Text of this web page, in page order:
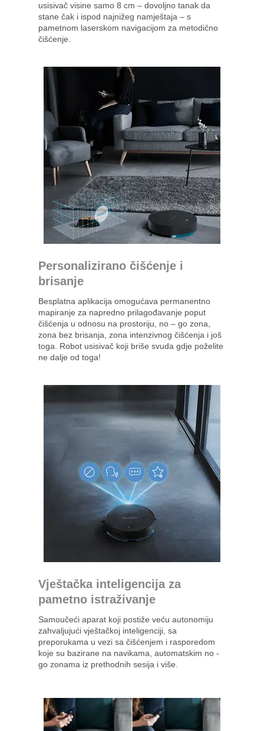
usisivač visine samo 8 cm – dovoljno tanak da
stane čak i ispod najnižeg namještaja – s
pametnom laserskom navigacijom za metodično
čišćenje.
Personalizirano čišćenje i
brisanje
Besplatna aplikacija omogućava permanentno
mapiranje za napredno prilagođavanje poput
čišćenja u odnosu na prostoriju, no – go zona,
zona bez brisanja, zona intenzivnog čišćenja i još
toga. Robot usisivač koji briše svuda gdje poželite
ne dalje od toga!
Vještačka inteligencija za
pametno istraživanje
Samoučeći aparat koji postiže veću autonomiju
zahvaljujući vještačkoj inteligenciji, sa
preporukama u vezi sa čišćenjem i rasporedom
koje su bazirane na navikama, automatskim no -
go zonama iz prethodnih sesija i više.